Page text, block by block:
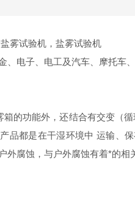
雾试验机，盐雾试验机
、电子、电工及汽车、摩托
箱的功能外，还结合有交变（
品都是在干湿环境中 运输、
外腐蚀，与户外腐蚀有着*的